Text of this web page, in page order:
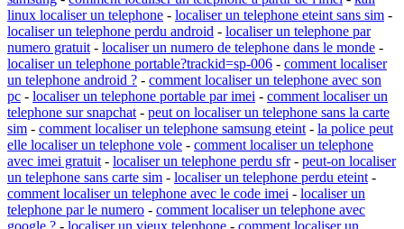
linux localiser un telephone - localiser un telephone eteint sans sim -
localiser un telephone perdu android - localiser un telephone par
numero gratuit - localiser un numero de telephone dans le monde -
localiser un telephone portable?trackid=sp-006 - comment localiser
un telephone android ? - comment localiser un telephone avec son
pc - localiser un telephone portable par imei - comment localiser un
telephone sur snapchat - peut on localiser un telephone sans la carte
sim - comment localiser un telephone samsung eteint - la police peut
elle localiser un telephone vole - comment localiser un telephone
avec imei gratuit - localiser un telephone perdu sfr- peut-on localiser
un telephone sans carte sim - localiser un telephone perdu eteint -
comment localiser un telephone avec le code imei - localiser un
telephone par le numero - comment localiser un telephone avec
google ? - localiser un vieux telephone - comment localiser un